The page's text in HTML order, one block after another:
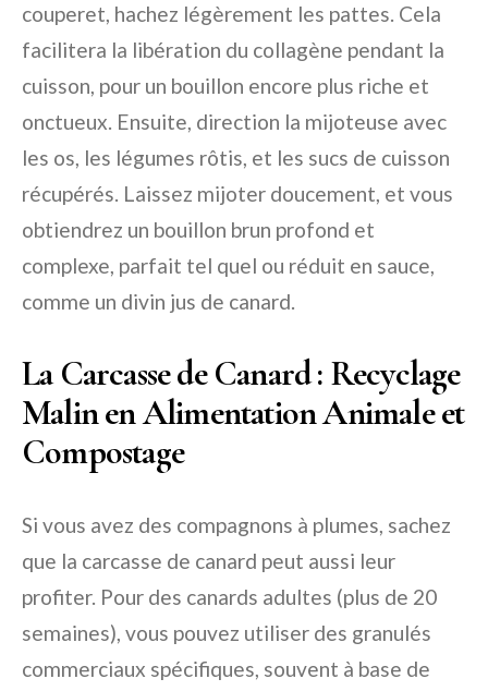
couperet, hachez légèrement les pattes. Cela
facilitera la libération du collagène pendant la
cuisson, pour un bouillon encore plus riche et
onctueux. Ensuite, direction la mijoteuse avec
les os, les légumes rôtis, et les sucs de cuisson
récupérés. Laissez mijoter doucement, et vous
obtiendrez un bouillon brun profond et
complexe, parfait tel quel ou réduit en sauce,
comme un divin jus de canard.
La Carcasse de Canard : Recyclage
Malin en Alimentation Animale et
Compostage
Si vous avez des compagnons à plumes, sachez
que la carcasse de canard peut aussi leur
profiter. Pour des canards adultes (plus de 20
semaines), vous pouvez utiliser des granulés
commerciaux spécifiques, souvent à base de